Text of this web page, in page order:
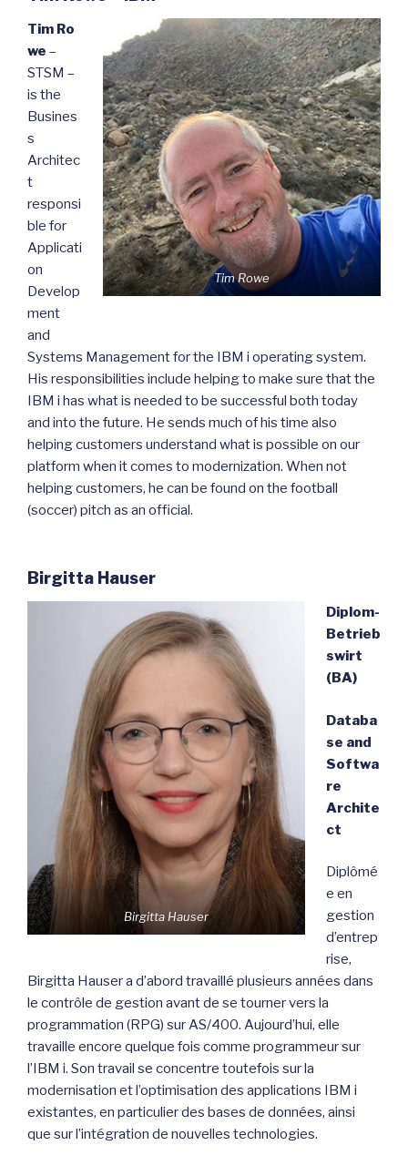
Tim Rowe
Tim Ro
we –
STSM –
is the
Busines
s
Architec
t
responsi
ble for
Applicati
on
Develop
ment
and
Systems Management for the IBM i operating system.
His responsibilities include helping to make sure that the
IBM i has what is needed to be successful both today
and into the future. He sends much of his time also
helping customers understand what is possible on our
platform when it comes to modernization. When not
helping customers, he can be found on the football
(soccer) pitch as an official.
Birgitta Hauser
Birgitta Hauser
Diplom-
Betrieb
swirt
(BA)
Databa
se and
Softwa
re
Archite
ct
Diplômé
e en
gestion
d’entrep
rise,
Birgitta Hauser a d’abord travaillé plusieurs années dans
le contrôle de gestion avant de se tourner vers la
programmation (RPG) sur AS/400. Aujourd’hui, elle
travaille encore quelque fois comme programmeur sur
l’IBM i. Son travail se concentre toutefois sur la
modernisation et l’optimisation des applications IBM i
existantes, en particulier des bases de données, ainsi
que sur l’intégration de nouvelles technologies.